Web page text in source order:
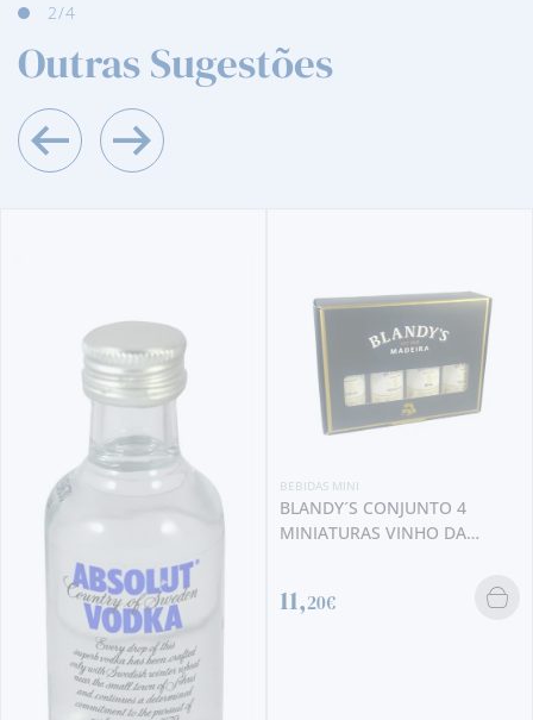
2/4
Outras Sugestões
BEBIDAS MINI
BLANDY´S CONJUNTO 4
MADEIRA
20€